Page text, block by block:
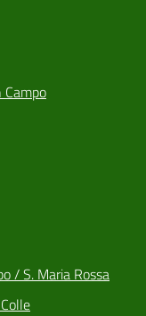
/ S. Maria Rossa